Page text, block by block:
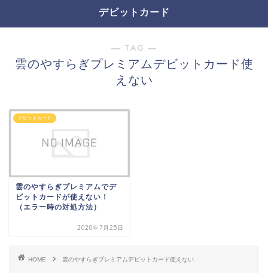
デビットカード
― TAG ―
雲のやすらぎプレミアムデビットカード使
えない
デビットカード
雲のやすらぎプレミアムでデ
ビットカードが使えない！
（エラー時の対処方法）
2020年7月25日
HOME 雲のやすらぎプレミアムデビットカード使えない